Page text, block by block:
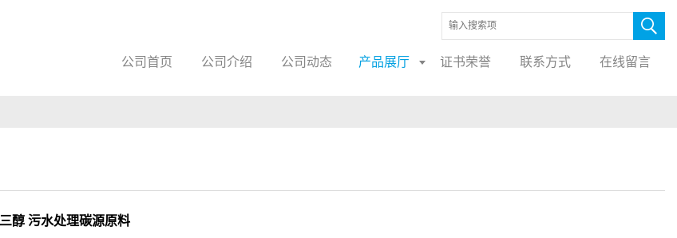
公司首页 公司介绍 公司动态 产品展厅 证书荣誉 联系方式 在线留言
醇 污水处理碳源原料